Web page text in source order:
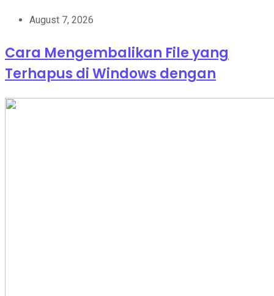
August 7, 2026
Cara Mengembalikan File yang
Terhapus di Windows dengan